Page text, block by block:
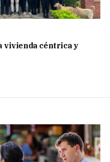
vivienda céntrica y